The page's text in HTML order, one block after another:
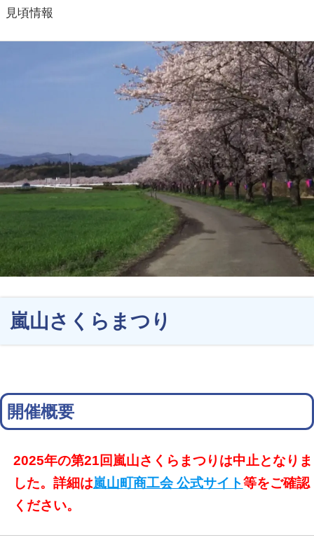
見頃情報
嵐山さくらまつり
開催概要
2025年の第21回嵐山さくらまつりは中止となりま
した。詳細は嵐山町商工会 公式サイト等をご確認
ください。